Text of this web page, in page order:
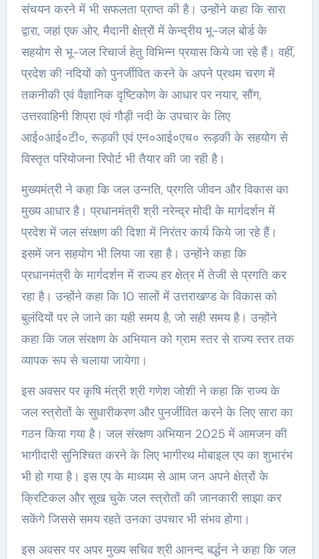
संचयन करने में भी सफलता प्राप्त की है। उन्होंने कहा कि सारा
द्वारा, जहां एक ओर, मैदानी क्षेत्रों में केन्द्रीय भू-जल बोर्ड के
सहयोग से भू-जल रिचार्ज हेतु विभिन्न प्रयास किये जा रहे हैं। वहीं,
प्रदेश की नदियों को पुनर्जीवित करने के अपने प्रथम चरण में
तकनीकी एवं वैज्ञानिक दृष्टिकोण के आधार पर नयार, सौंग,
उत्तरवाहिनी शिप्रा एवं गौड़ी नदी के उपचार के लिए
आई०आई०टी०, रूड़की एवं एन०आई०एच० रूड़की के सहयोग से
विस्तृत परियोजना रिपोर्ट भी तैयार की जा रही है।
मुख्यमंत्री ने कहा कि जल उन्नति, प्रगति जीवन और विकास का
मुख्य आधार है। प्रधानमंत्री श्री नरेन्द्र मोदी के मार्गदर्शन में
प्रदेश में जल संरक्षण की दिशा में निरंतर कार्य किये जा रहे हैं।
इसमें जन सहयोग भी लिया जा रहा है। उन्होंने कहा कि
प्रधानमंत्री के मार्गदर्शन में राज्य हर क्षेत्र में तेजी से प्रगति कर
रहा है। उन्होंने कहा कि 10 सालों में उत्तराखण्ड के विकास को
बुलंदियों पर ले जाने का यही समय है, जो सही समय है। उन्होंने
कहा कि जल संरक्षण के अभियान को ग्राम स्तर से राज्य स्तर तक
व्यापक रूप से चलाया जायेगा।
इस अवसर पर कृषि मंत्री श्री गणेश जोशी ने कहा कि राज्य के
जल स्त्रोतों के सुधारीकरण और पुनर्जीवित करने के लिए सारा का
गठन किया गया है। जल संरक्षण अभियान 2025 में आमजन की
भागीदारी सुनिश्चित करने के लिए भागीरथ मोबाइल एप का शुभारंभ
भी हो गया है। इस एप के माध्यम से आम जन अपने क्षेत्रों के
क्रिटिकल और सूख चुके जल स्त्रोतों की जानकारी साझा कर
सकेंगे जिससे समय रहते उनका उपचार भी संभव होगा।
इस अवसर पर अपर मुख्य सचिव श्री आनन्द बर्द्धन ने कहा कि जल